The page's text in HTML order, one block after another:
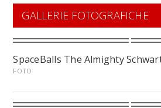
GALLERIE FOTOGRAFICHE
SpaceBalls The Almighty
FOTO